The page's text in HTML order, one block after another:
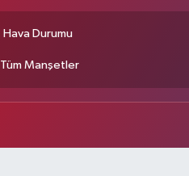
Hava Durumu
Tüm Manşetler